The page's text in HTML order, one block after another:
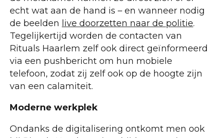
echt wat aan de hand is – en wanneer nodig
de beelden live doorzetten naar de politie.
Tegelijkertijd worden de contacten van
Rituals Haarlem zelf ook direct geïnformeerd
via een pushbericht om hun mobiele
telefoon, zodat zij zelf ook op de hoogte zijn
van een calamiteit.
Moderne werkplek
Ondanks de digitalisering ontkomt men ook